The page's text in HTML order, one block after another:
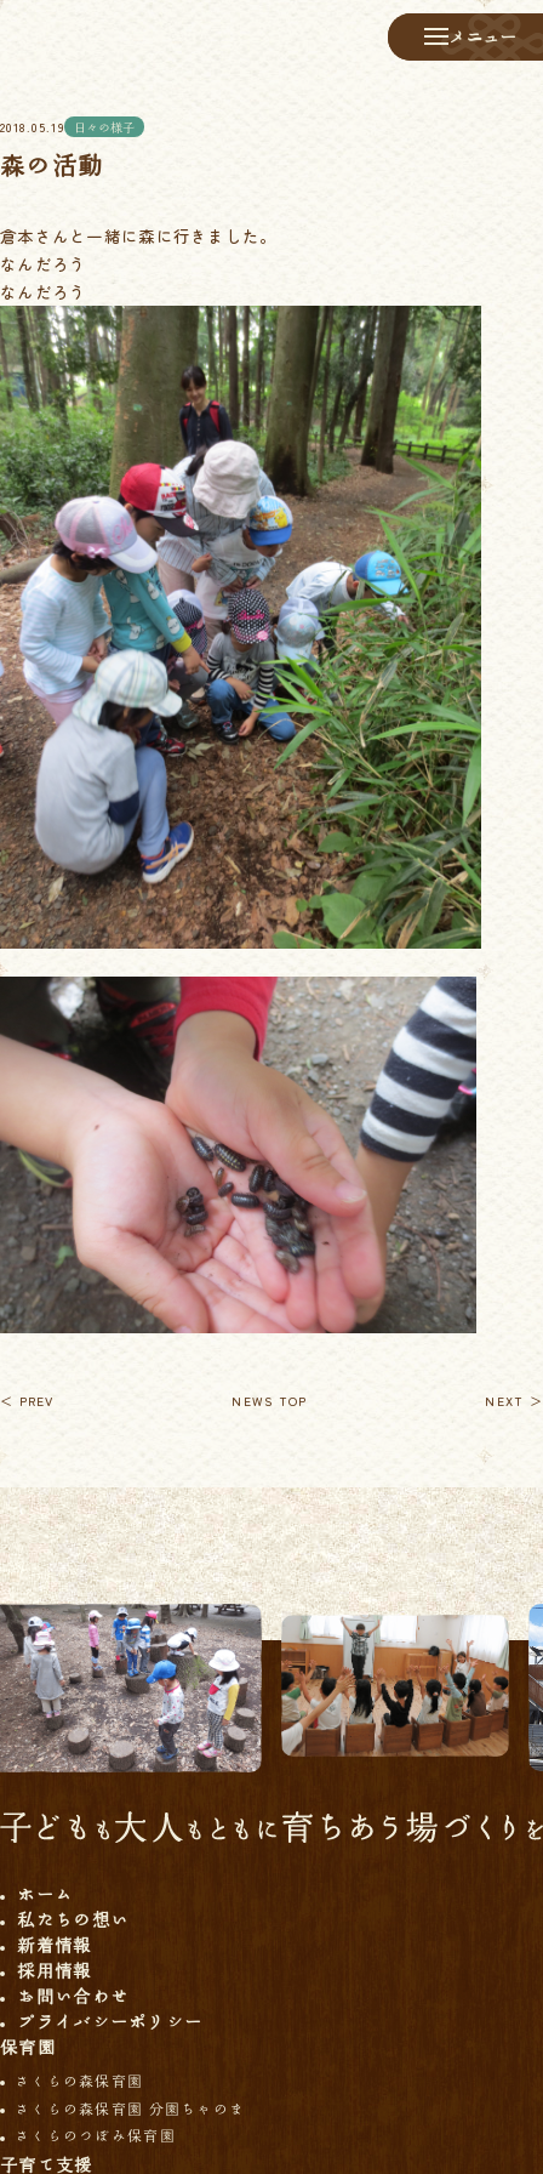
メニュー
メニュー
2018.05.19 日々の様子
森の活動
倉本さんと一緒に森に行きました。
なんだろう
なんだろう
＜ PREV NEWS TOP NEXT ＞
ホーム
私たちの想い
新着情報
採用情報
お問い合わせ
プライバシーポリシー
保育園
さくらの森保育園
さくらの森保育園 分園ちゃのま
さくらのつぼみ保育園
子育て支援